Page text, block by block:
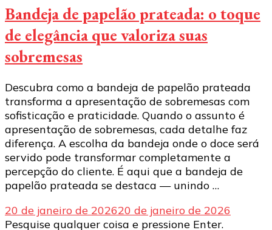
Bandeja de papelão prateada: o toque
de elegância que valoriza suas
sobremesas
Descubra como a bandeja de papelão prateada
transforma a apresentação de sobremesas com
sofisticação e praticidade. Quando o assunto é
apresentação de sobremesas, cada detalhe faz
diferença. A escolha da bandeja onde o doce será
servido pode transformar completamente a
percepção do cliente. É aqui que a bandeja de
papelão prateada se destaca — unindo …
20 de janeiro de 202620 de janeiro de 2026
Procurando
Pesquise qualquer coisa e pressione Enter.